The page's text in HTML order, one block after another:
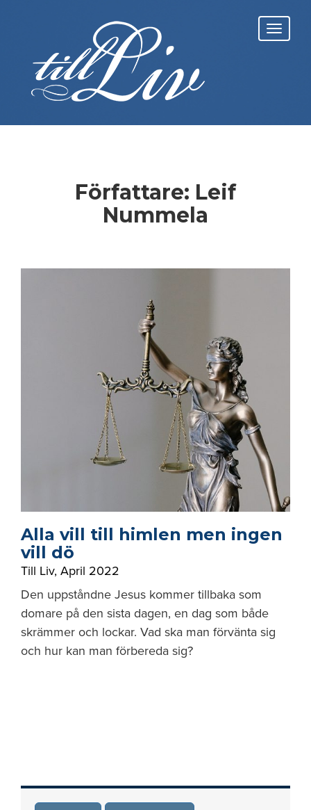
Författare: Leif
Nummela
Alla vill till himlen men ingen
vill dö
Till Liv, April 2022
Den uppståndne Jesus kommer tillbaka som
domare på den sista dagen, en dag som både
skrämmer och lockar. Vad ska man förvänta sig
och hur kan man förbereda sig?